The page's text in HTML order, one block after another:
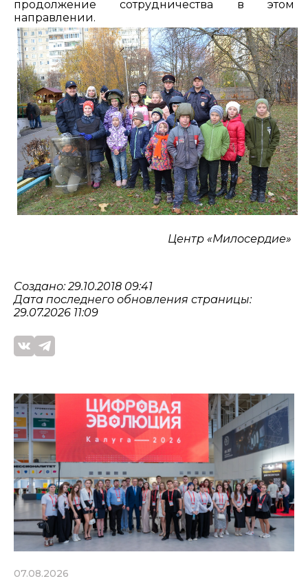
продолжение сотрудничества в этом
направлении.
Центр «Милосердие»
Создано: 29.10.2018 09:41
Дата последнего обновления страницы:
29.07.2026 11:09
07.08.2026